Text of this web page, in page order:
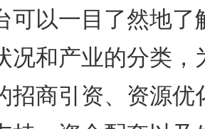
可以一目了然地了
况和产业的分类，
招商引资、资源优